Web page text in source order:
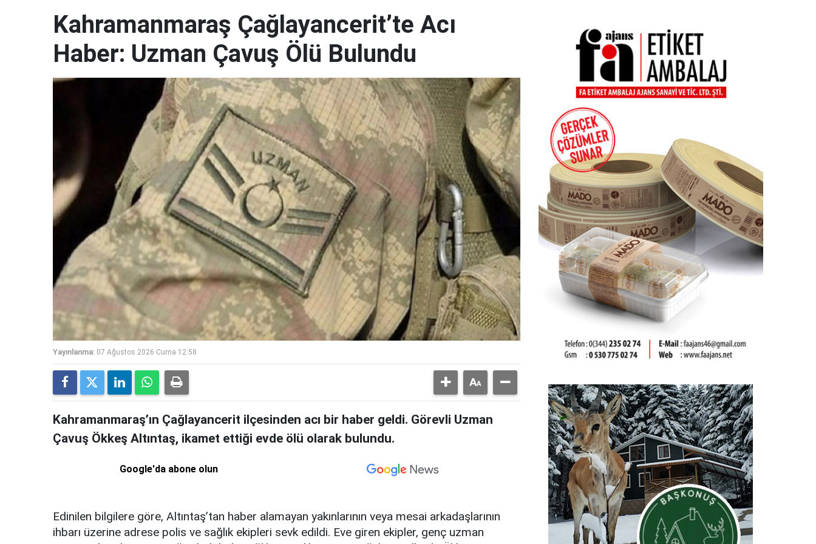
Kahramanmaraş Çağlayancerit’te Acı
Haber: Uzman Çavuş Ölü Bulundu
Yayınlanma: 07 Ağustos 2026 Cuma 12:58
Kahramanmaraş’ın Çağlayancerit ilçesinden acı bir haber geldi. Görevli Uzman
Çavuş Ökkeş Altıntaş, ikamet ettiği evde ölü olarak bulundu.
Google'da abone olun
Edinilen bilgilere göre, Altıntaş’tan haber alamayan yakınlarının veya mesai arkadaşlarının
ihbarı üzerine adrese polis ve sağlık ekipleri sevk edildi. Eve giren ekipler, genç uzman